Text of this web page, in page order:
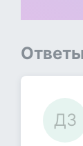
Ответы
ДЗ